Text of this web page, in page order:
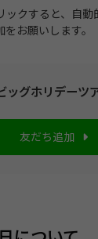
ックすると、自
お願いします。
ッグホリデーツ
友だち追加